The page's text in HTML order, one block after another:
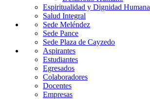
Espiritualidad y Dignidad Humana
Salud Integral
Sede Meléndez
Sede Pance
Sede Plaza de Cayzedo
Aspirantes
Estudiantes
Egresados
Colaboradores
Docentes
Empresas